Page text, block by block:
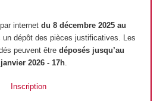
internet du 8 décembre 2025 au
un dépôt des pièces justificatives. Les
peuvent être déposés jusqu’au
2026 - 17h
Inscription